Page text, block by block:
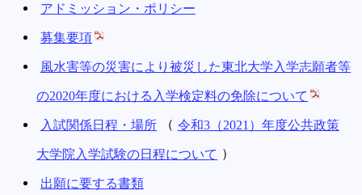
アドミッション・ポリシー
募集要項
風水害等の災害により被災した東北大学入学志願者等
の2020年度における入学検定料の免除について
入試関係日程・場所 （ 令和3（2021）年度公共政策
大学院入学試験の日程について ）
出願に要する書類